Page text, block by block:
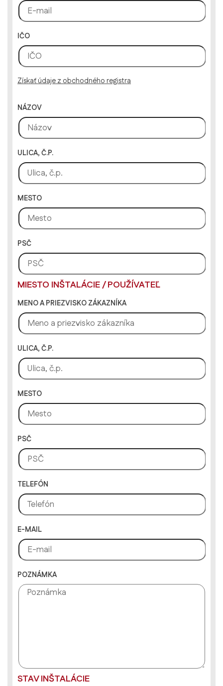
IČO
Získať údaje z obchodného registra
NÁZOV
ULICA, Č.P.
MESTO
PSČ
MIESTO INŠTALÁCIE / POUŽÍVATEĽ
MENO A PRIEZVISKO ZÁKAZNÍKA
ULICA, Č.P.
MESTO
PSČ
TELEFÓN
E-MAIL
POZNÁMKA
STAV INŠTALÁCIE